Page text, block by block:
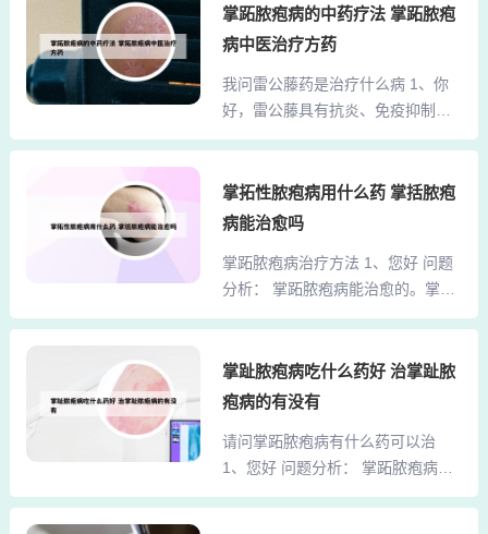
指导建议：治疗以消炎抗病毒为
主，例如口服泛昔洛韦片、万乃洛
疗。还可以给予口服皮质激素和抗
组胺药治疗的。掌跖脓疱...
络，清虚热，利湿退黄。主治病
证：（1）风湿热痹，风寒湿痹，表
热黄疸。答案选E。2、白鲜皮的功
效是清热燥湿、祛风解毒。对于湿
热疮毒、湿疹、疥癣、湿热黄疸、
苦、性寒。归脾、胃、膀胱经。3、
白鲜皮是作为常用的一种中药。具
般用于治疗湿热疮毒、黄水淋漓、
湿疹、疥癣疮癞、风...
掌跖脓疱病的中药疗法 掌跖脓疱
病中医治疗方药
我问雷公藤药是治疗什么病 1、你
好，雷公藤具有抗炎、免疫抑制、
抗肿瘤等药理作用。如果明确诊断
指导下口服雷公藤进行治疗，控制
病情。平时还需要低盐低脂低糖饮
质，定期复查就可以。2、雷公藤味
苦性寒，能活血化淤、清热解毒、
消肿散积、杀虫止血，具有显著的
等作用。主治类风湿性关节炎、强
直性脊柱炎、红斑狼疮病、麻风
代医药学研究表明雷公藤还具有抗
生育、抗艾滋病毒作用。3、雷公...
掌拓性脓疱病用什么药 掌括脓疱
病能治愈吗
掌跖脓疱病治疗方法 1、您好 问题
分析： 掌跖脓疱病能治愈的。掌跖
脓疱主要由于脾虚生湿，湿热内
经外越蕴于掌跖而发。 指导建议：
治疗以消炎抗病毒为主，例如口服
涂阿昔洛韦软膏治疗。还可以给予
口服皮质激素和抗组胺药治疗的。
2、治疗方法很多，主要为内服药物
掌趾脓疱病吃什么药好 治掌趾脓
疱病的有没有
请问掌跖脓疱病有什么药可以治
1、您好 问题分析： 掌跖脓疱病能
治愈的。掌跖脓疱主要由于脾虚生